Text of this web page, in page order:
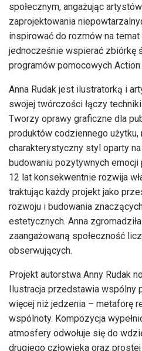
społecznym, angażując
zaprojektowania
inspirować do rozmów na temat
jednocześnie wspierać zbiórkę
programów pomocowych Action
Anna Rudak jest ilustratorką i
swojej twórczości łączy
Tworzy oprawy graficzne dla
produktów codziennego użytku,
charakterystyczny styl oparty
budowaniu pozytywnych
12 lat konsekwentnie rozwija
traktując każdy projekt jako
rozwoju i budowania
estetycznych. Anna
zaangażowaną społeczność
obserwujących.
Projekt autorstwa Anny Rudak
Ilustracja przedstawia wspólny
więcej niż jedzenia – metaforę
wspólnoty. Kompozycja
atmosfery odwołuje się do
drugiego człowieka oraz